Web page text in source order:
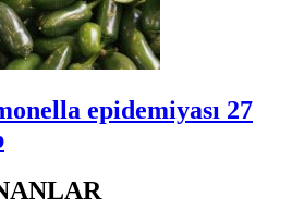
epidemiyası 27